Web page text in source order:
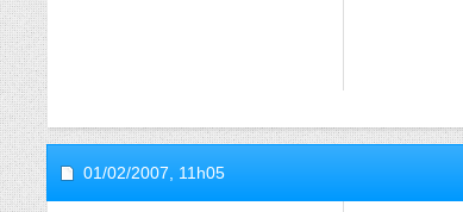
01/02/2007, 11h05